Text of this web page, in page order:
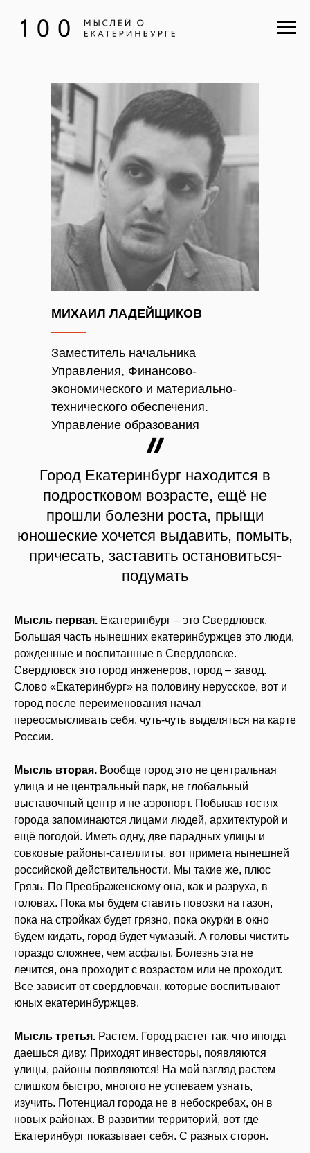
МИХАИЛ ЛАДЕЙЩИКОВ
Заместитель начальника
Управления, Финансово-
экономического и материально-
технического обеспечения.
Управление образования
Город Екатеринбург находится в
подростковом возрасте, ещё не
прошли болезни роста, прыщи
юношеские хочется выдавить, помыть,
причесать, заставить остановиться-
подумать
Мыcль первая. Екатеринбург – это Свердловск.
Большая часть нынешних екатеринбуржцев это люди,
рожденные и воспитанные в Свердловске.
Свердловск это город инженеров, город – завод.
Слово «Екатеринбург» на половину нерусское, вот и
город после переименования начал
переосмысливать себя, чуть-чуть выделяться на карте
России.
Мысль вторая. Вообще город это не центральная
улица и не центральный парк, не глобальный
выставочный центр и не аэропорт. Побывав гостях
города запоминаются лицами людей, архитектурой и
ещё погодой. Иметь одну, две парадных улицы и
совковые районы-сателлиты, вот примета нынешней
российской действительности. Мы такие же, плюс
Грязь. По Преображенскому она, как и разруха, в
головах. Пока мы будем ставить повозки на газон,
пока на стройках будет грязно, пока окурки в окно
будем кидать, город будет чумазый. А головы чистить
гораздо сложнее, чем асфальт. Болезнь эта не
лечится, она проходит с возрастом или не проходит.
Все зависит от свердловчан, которые воспитывают
юных екатеринбуржцев.
Мысль третья. Растем. Город растет так, что иногда
даешься диву. Приходят инвесторы, появляются
улицы, районы появляются! На мой взгляд растем
слишком быстро, многого не успеваем узнать,
изучить. Потенциал города не в небоскребах, он в
новых районах. В развитии территорий, вот где
Екатеринбург показывает себя. С разных сторон.